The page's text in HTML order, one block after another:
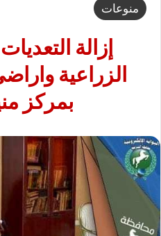
منوعات
إزالة
الزراعية
بمركز